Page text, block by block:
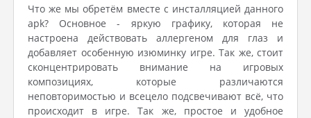
Что же мы обретём вместе с инсталляцией данного
apk? Основное - яркую графику, которая не
настроена действовать аллергеном для глаз и
добавляет особенную изюминку игре. Так же, стоит
сконцентрировать внимание на игровых
композициях, которые различаются
неповторимостью и всецело подсвечивают всё, что
происходит в игре. Так же, простое и удобное